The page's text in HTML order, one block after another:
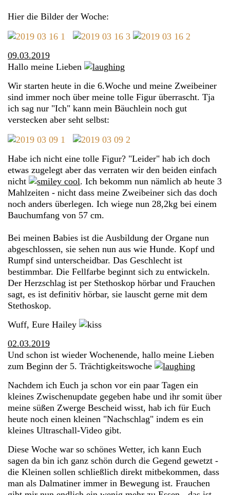
Hier die Bilder der Woche:
09.03.2019
Hallo meine Lieben
Wir starten heute in die 6.Woche und meine Zweibeiner
sind immer noch über meine tolle Figur überrascht. Tja
ich sag nur "Ich" kann mein Bäuchlein noch gut
verstecken aber seht selbst:
Habe ich nicht eine tolle Figur? "Leider" hab ich doch
etwas zugelegt aber das verraten wir den beiden einfach
nicht
. Ich bekomm nun nämlich ab heute 3
Mahlzeiten - nicht dass meine Zweibeiner sich das doch
noch anders überlegen. Ich wiege nun 28,2kg bei einem
Bauchumfang von 57 cm.
Bei meinen Babies ist die Ausbildung der Organe nun
abgeschlossen, sie sehen nun aus wie Hunde. Kopf und
Rumpf sind unterscheidbar. Das Geschlecht ist
bestimmbar. Die Fellfarbe beginnt sich zu entwickeln.
Der Herzschlag ist per Stethoskop hörbar und Frauchen
sagt, es ist definitiv hörbar, sie lauscht gerne mit dem
Stethoskop.
Wuff, Eure Hailey
02.03.2019
Und schon ist wieder Wochenende, hallo meine Lieben
zum Beginn der 5. Trächtigkeitswoche
Nachdem ich Euch ja schon vor ein paar Tagen ein
kleines Zwischenupdate gegeben habe und ihr somit über
meine süßen Zwerge Bescheid wisst, hab ich für Euch
heute noch einen kleinen "Nachschlag" indem es ein
kleines Ultraschall-Video gibt.
Diese Woche war so schönes Wetter, ich kann Euch
sagen da bin ich ganz schön durch die Gegend gewetzt -
die Kleinen sollen schließlich direkt mitbekommen, dass
man als Dalmatiner immer in Bewegung ist. Frauchen